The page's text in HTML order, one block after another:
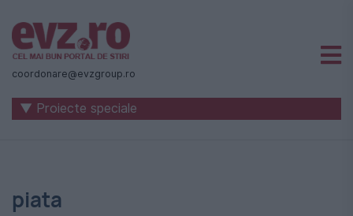
Știri
naționale
internaționale
-
coordonare@evzgroup.ro
▼ Proiecte speciale
piata